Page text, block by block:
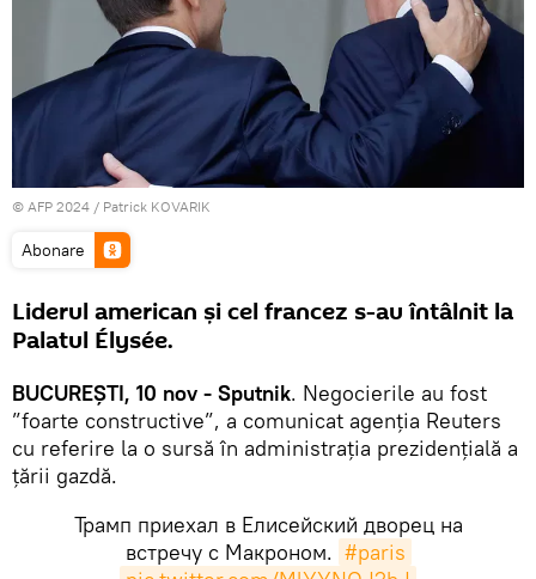
© AFP 2024 / Patrick KOVARIK
Abonare
Liderul american și cel francez s-au întâlnit la
Palatul Élysée.
BUCUREȘTI, 10 nov - Sputnik. Negocierile au fost
”foarte constructive”, a comunicat agenția Reuters
cu referire la o sursă în administrația prezidențială a
țării gazdă.
Трамп приехал в Елисейский дворец на
встречу с Макроном. #paris